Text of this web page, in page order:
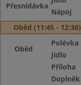
Přesnídávka
Nápoj
Oběd (11:45 - 12:30)
Oběd
Polévka
Jídlo
Příloha
Doplněk